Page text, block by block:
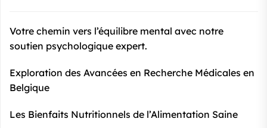
Votre chemin vers l’équilibre mental avec notre
soutien psychologique expert.
Exploration des Avancées en Recherche Médicales en
Belgique
Les Bienfaits Nutritionnels de l’Alimentation Saine